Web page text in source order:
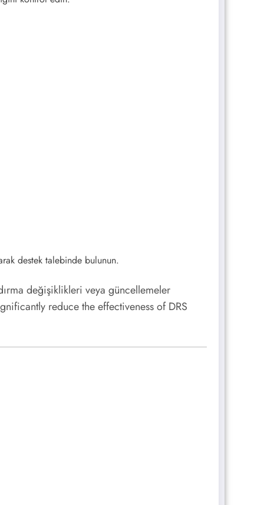
destek talebinde bulunun.
değişiklikleri veya güncellemeler
reduce the effectiveness of DRS